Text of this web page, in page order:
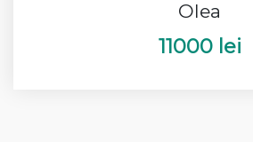
Olea
11000 lei